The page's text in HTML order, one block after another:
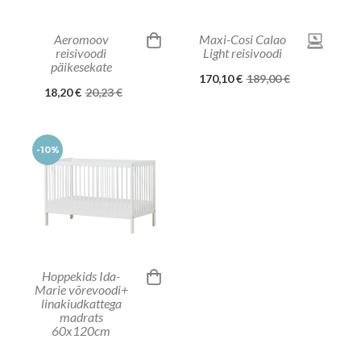
Aeromoov
reisivoodi
päikesekate
18,20 € 20,23 €
Maxi-Cosi Calao
Light reisivoodi
170,10 € 189,00 €
-10%
Hoppekids Ida-
Marie võrevoodi+
linakiudkattega
madrats
60x120cm